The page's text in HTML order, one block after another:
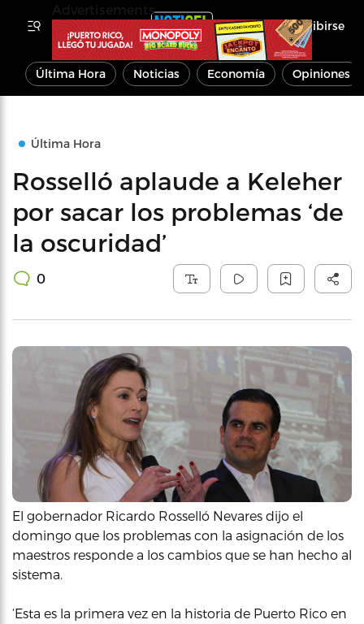
Inscribirse
Última Hora Noticias Economía Opiniones
Última Hora
Rosselló aplaude a Keleher
por sacar los problemas ‘de
la oscuridad’
0
El gobernador Ricardo Rosselló Nevares dijo el
domingo que los problemas con la asignación de los
maestros responde a los cambios que se han hecho al
sistema.
‘Esta es la primera vez en la historia de Puerto Rico en
Advertisements